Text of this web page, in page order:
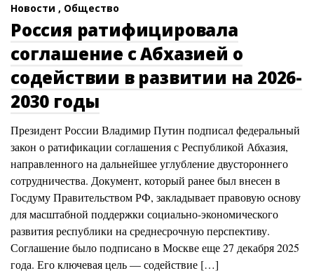
Новости , Общество
Россия ратифицировала
соглашение с Абхазией о
содействии в развитии на 2026-
2030 годы
Президент России Владимир Путин подписал федеральный
закон о ратификации соглашения с Республикой Абхазия,
направленного на дальнейшее углубление двустороннего
сотрудничества. Документ, который ранее был внесен в
Госдуму Правительством РФ, закладывает правовую основу
для масштабной поддержки социально-экономического
развития республики на среднесрочную перспективу.
Соглашение было подписано в Москве еще 27 декабря 2025
года. Его ключевая цель — содействие […]